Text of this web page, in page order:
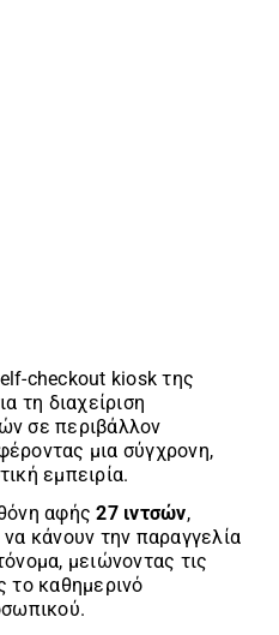
checkout kiosk της
τη διαχείριση
σε περιβάλλον
μια σύγχρονη,
εμπειρία.
αφής27 ιντσών,
κάνουν την παραγγελία
μειώνοντας τις
το καθημερινό